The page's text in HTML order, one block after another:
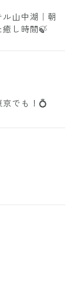
山中湖｜朝
癒し時間🍃
でも！💍